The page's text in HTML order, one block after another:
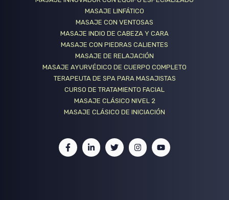
MASAJE LINFÁTICO
MASAJE CON VENTOSAS
MASAJE INDIO DE CABEZA Y CARA
MASAJE CON PIEDRAS CALIENTES
MASAJE DE RELAJACIÓN
MASAJE AYURVÉDICO DE CUERPO COMPLETO
TERAPEUTA DE SPA PARA MASAJISTAS
CURSO DE TRATAMIENTO FACIAL
MASAJE CLÁSICO NIVEL 2
MASAJE CLÁSICO DE INICIACIÓN